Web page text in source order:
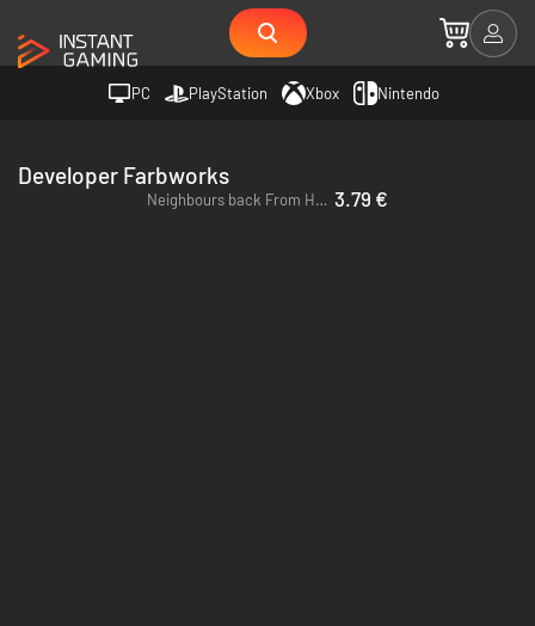
PC PlayStation Xbox Nintendo
Developer Farbworks
Neighbours back From Hell - PC (Steam) 3.79 €